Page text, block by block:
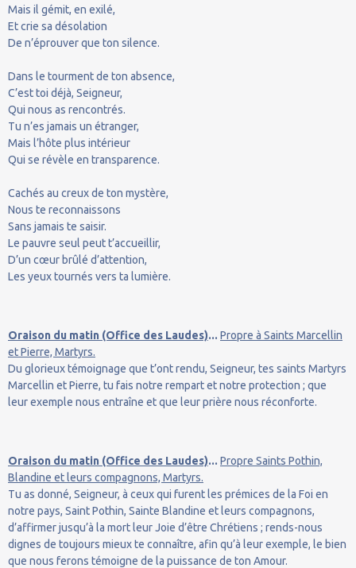
Mais il gémit, en exilé,
Et crie sa désolation
De n’éprouver que ton silence.
Dans le tourment de ton absence,
C’est toi déjà, Seigneur,
Qui nous as rencontrés.
Tu n’es jamais un étranger,
Mais l’hôte plus intérieur
Qui se révèle en transparence.
Cachés au creux de ton mystère,
Nous te reconnaissons
Sans jamais te saisir.
Le pauvre seul peut t’accueillir,
D’un cœur brûlé d’attention,
Les yeux tournés vers ta lumière.
Oraison du matin (Office des Laudes)... Propre à Saints Marcellin
et Pierre, Martyrs.
Du glorieux témoignage que t’ont rendu, Seigneur, tes saints Martyrs
Marcellin et Pierre, tu fais notre rempart et notre protection ; que
leur exemple nous entraîne et que leur prière nous réconforte.
Oraison du matin (Office des Laudes)... Propre Saints Pothin,
Blandine et leurs compagnons, Martyrs.
Tu as donné, Seigneur, à ceux qui furent les prémices de la Foi en
notre pays, Saint Pothin, Sainte Blandine et leurs compagnons,
d’affirmer jusqu’à la mort leur Joie d’être Chrétiens ; rends-nous
dignes de toujours mieux te connaître, afin qu’à leur exemple, le bien
que nous ferons témoigne de la puissance de ton Amour.